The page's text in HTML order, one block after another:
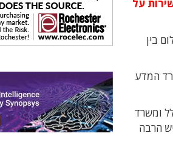
על
בין
המדע
ומשרד
הרבה